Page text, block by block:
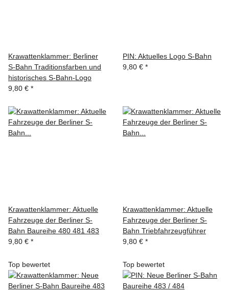
Krawattenklammer: Berliner
S-Bahn Traditionsfarben und
historisches S-Bahn-Logo
9,80 € *
PIN: Aktuelles Logo S-Bahn
9,80 € *
Krawattenklammer: Aktuelle
Fahrzeuge der Berliner S-
Bahn Baureihe 480 481 483
9,80 € *
Krawattenklammer: Aktuelle
Fahrzeuge der Berliner S-
Bahn Triebfahrzeugführer
9,80 € *
Top bewertet Top bewertet